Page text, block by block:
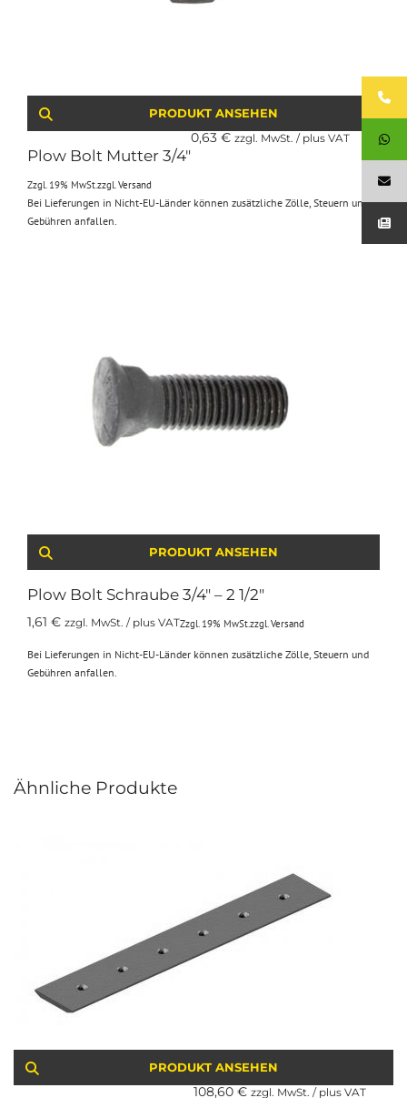
PRODUKT ANSEHEN
Plow Bolt Mutter 3/4″
0,63 € zzgl. MwSt. / plus VAT
Zzgl. 19% MwSt.zzgl.Versand
Bei Lieferungen in Nicht-EU-Länder können zusätzliche Zölle, Steuern und
Gebühren anfallen.
PRODUKT ANSEHEN
Plow Bolt Schraube 3/4″ – 2 1/2″
1,61 € zzgl. MwSt. / plus VATZzgl. 19% MwSt.zzgl.Versand
Bei Lieferungen in Nicht-EU-Länder können zusätzliche Zölle, Steuern und
Gebühren anfallen.
Ähnliche Produkte
PRODUKT ANSEHEN
108,60 € zzgl. MwSt. / plus VAT